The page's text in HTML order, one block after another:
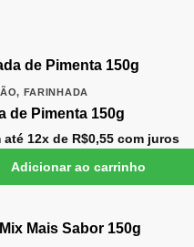
, FARINHADA
de Pimenta 150g
até 12x de R$0,55com juros
Adicionar ao carrinho